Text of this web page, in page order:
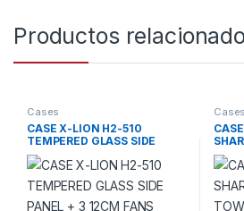
Productos
Cases
CASE X-LION H2-510
TEMPERED GLASS SIDE
PANEL + 3 12CM FANS
USB2.0*2 + USB3.0*1 + HD
AUDIO
Cases